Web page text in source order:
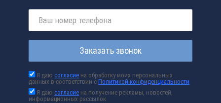
Заказать звонок
Я даюсогласие на обработку моих персональных
данных в соответствии сПолитикой конфиденциальности
Я даюсогласие на получение рекламы, новостей,
информационных рассылок